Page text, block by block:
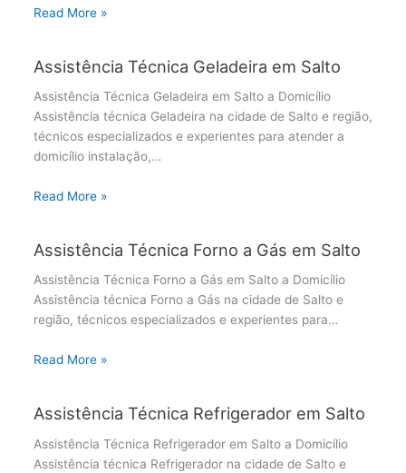
Read More »
Assistência Técnica Geladeira em Salto
Assistência Técnica Geladeira em Salto a Domicílio
Assistência técnica Geladeira na cidade de Salto e região,
técnicos especializados e experientes para atender a
domicílio instalação,…
Read More »
Assistência Técnica Forno a Gás em Salto
Assistência Técnica Forno a Gás em Salto a Domicílio
Assistência técnica Forno a Gás na cidade de Salto e
região, técnicos especializados e experientes para…
Read More »
Assistência Técnica Refrigerador em Salto
Assistência Técnica Refrigerador em Salto a Domicílio
Assistência técnica Refrigerador na cidade de Salto e